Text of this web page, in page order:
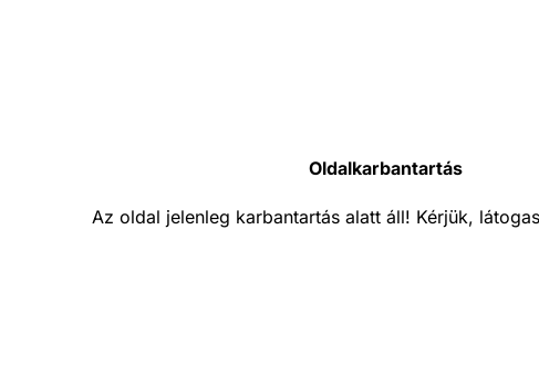
Oldalkarbantartás
Az oldal jelenleg karbantartás alatt áll! Kérjük,